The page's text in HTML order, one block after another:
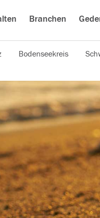
Branchen
Bodenseekreis